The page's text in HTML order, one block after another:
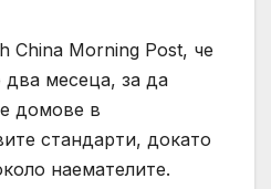
China Morning Post, че
два месеца, за да
домове в
стандарти, докато
наемателите.